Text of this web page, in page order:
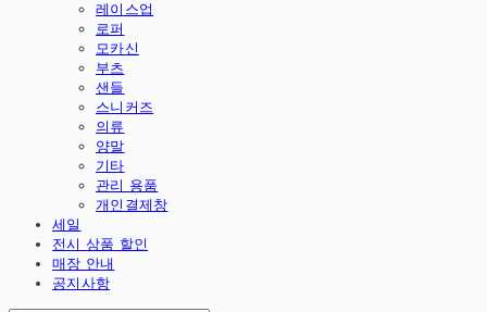
레이스업
로퍼
모카신
부츠
샌들
스니커즈
의류
양말
기타
관리 용품
개인결제창
세일
전시 상품 할인
매장 안내
공지사항